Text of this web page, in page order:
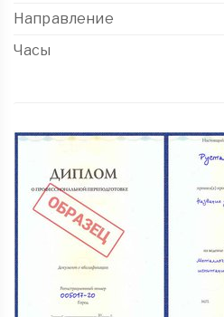
Направление
Часы